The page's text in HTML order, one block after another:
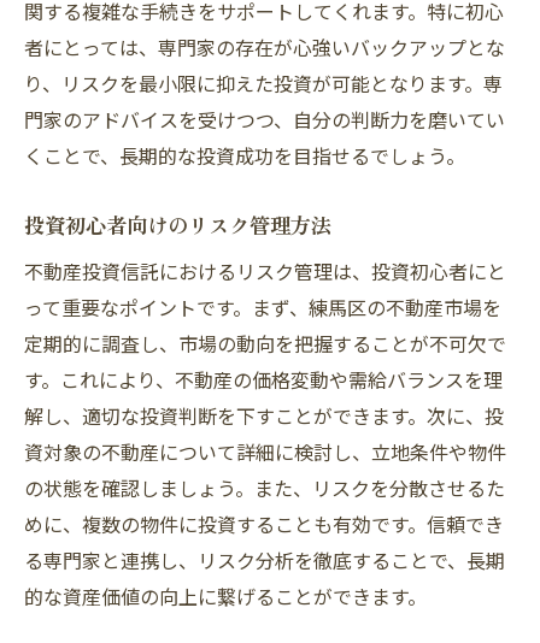
関する複雑な手続きをサポートしてくれます。特に初心
者にとっては、専門家の存在が心強いバックアップとな
り、リスクを最小限に抑えた投資が可能となります。専
門家のアドバイスを受けつつ、自分の判断力を磨いてい
くことで、長期的な投資成功を目指せるでしょう。
投資初心者向けのリスク管理方法
不動産投資信託におけるリスク管理は、投資初心者にと
って重要なポイントです。まず、練馬区の不動産市場を
定期的に調査し、市場の動向を把握することが不可欠で
す。これにより、不動産の価格変動や需給バランスを理
解し、適切な投資判断を下すことができます。次に、投
資対象の不動産について詳細に検討し、立地条件や物件
の状態を確認しましょう。また、リスクを分散させるた
めに、複数の物件に投資することも有効です。信頼でき
る専門家と連携し、リスク分析を徹底することで、長期
的な資産価値の向上に繋げることができます。